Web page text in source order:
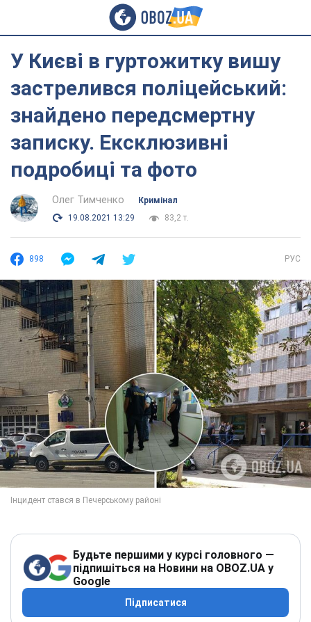
У Києві в гуртожитку вишу
застрелився поліцейський:
знайдено передсмертну
записку. Ексклюзивні
подробиці та фото
Олег Тимченко
Кримінал
19.08.2021 13:29
83,2 т.
898 РУС
Будьте першими у курсі головного —
підпишіться на Новини на OBOZ.UA у
Google
Підписатися